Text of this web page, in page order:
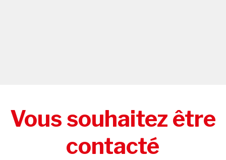
Vous souhaitez être
contacté